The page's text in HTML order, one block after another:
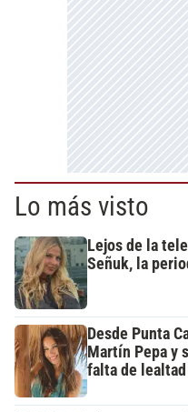
Lo más visto
Lejos de la
Señuk, la
Desde Punta
Martín Pepa y
falta de